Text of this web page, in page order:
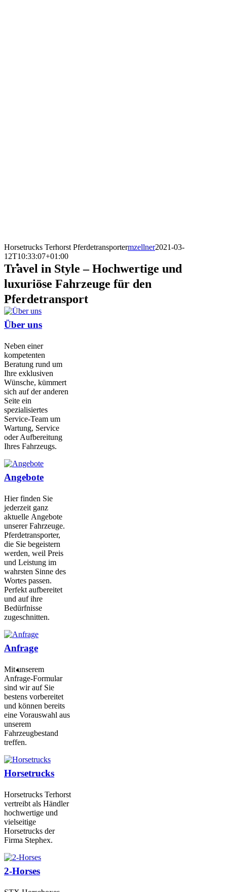
Horsetrucks Terhorst Pferdetransportermzellner2021-03-
12T10:33:07+01:00
Travel in Style – Hochwertige und
luxuriöse Fahrzeuge für den
Pferdetransport
Über uns
Neben einer
kompetenten
Beratung rund um
Ihre exklusiven
Wünsche, kümmert
sich auf der anderen
Seite ein
spezialisiertes
Service-Team um
Wartung, Service
oder Aufbereitung
Ihres Fahrzeugs.
Angebote
Hier finden Sie
jederzeit ganz
aktuelle Angebote
unserer Fahrzeuge.
Pferdetransporter,
die Sie begeistern
werden, weil Preis
und Leistung im
wahrsten Sinne des
Wortes passen.
Perfekt aufbereitet
und auf ihre
Bedürfnisse
zugeschnitten.
Anfrage
Mit unserem
Anfrage-Formular
sind wir auf Sie
bestens vorbereitet
und können bereits
eine Vorauswahl aus
unserem
Fahrzeugbestand
treffen.
Horsetrucks
Horsetrucks Terhorst
vertreibt als Händler
hochwertige und
vielseitige
Horsetrucks der
Firma Stephex.
2-Horses